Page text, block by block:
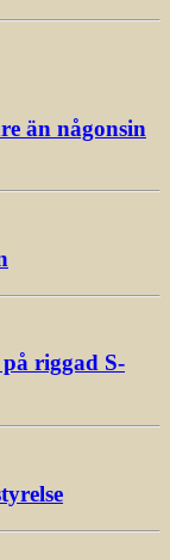
än någonsin
riggad S-